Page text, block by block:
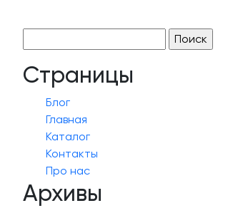
Страницы
Блог
Главная
Каталог
Контакты
Про нас
Архивы